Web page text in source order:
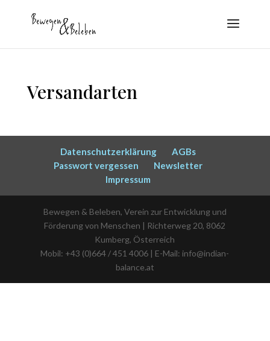
Versandarten
Datenschutzerklärung
AGBs
Passwort vergessen
Newsletter
Impressum
Bewegen & Beleben, Verein zur Entwicklung und
Förderung von Menschen | Richterweg 20, 8062
Kumberg, Österreich
Mobil: +43 (0)664 / 451 4006 | E-Mail: info@indian-
balance.at